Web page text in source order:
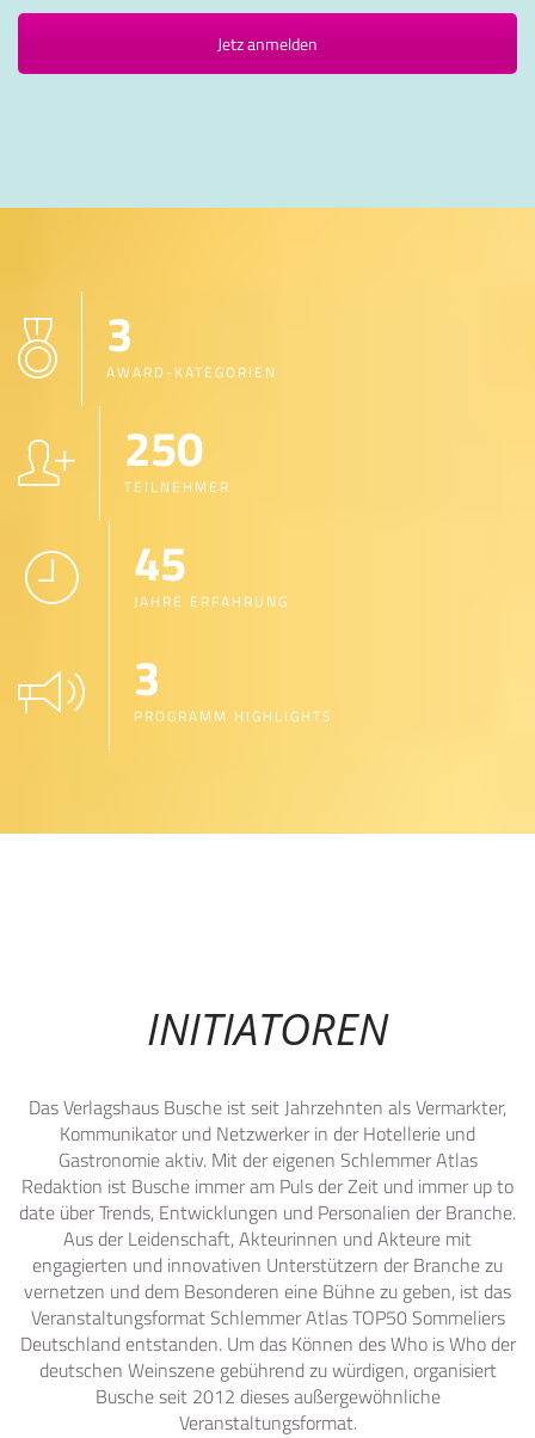
Jetz anmelden
3
AWARD-KATEGORIEN
250
TEILNEHMER
45
JAHRE ERFAHRUNG
3
PROGRAMM HIGHLIGHTS
INITIATOREN
Das Verlagshaus Busche ist seit Jahrzehnten als Vermarkter,
Kommunikator und Netzwerker in der Hotellerie und
Gastronomie aktiv. Mit der eigenen Schlemmer Atlas
Redaktion ist Busche immer am Puls der Zeit und immer up to
date über Trends, Entwicklungen und Personalien der Branche.
Aus der Leidenschaft, Akteurinnen und Akteure mit
engagierten und innovativen Unterstützern der Branche zu
vernetzen und dem Besonderen eine Bühne zu geben, ist das
Veranstaltungsformat Schlemmer Atlas TOP50 Sommeliers
Deutschland entstanden. Um das Können des Who is Who der
deutschen Weinszene gebührend zu würdigen, organisiert
Busche seit 2012 dieses außergewöhnliche
Veranstaltungsformat.